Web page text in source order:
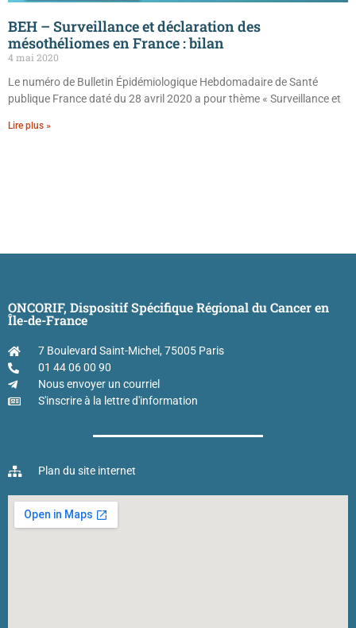
BEH – Surveillance et déclaration des
mésothéliomes en France : bilan
4 mai 2020
Le numéro de Bulletin Épidémiologique Hebdomadaire de Santé
publique France daté du 28 avril 2020 a pour thème « Surveillance et
Lire plus »
ONCORIF, Dispositif Spécifique Régional du Cancer en
Île-de-France
7 Boulevard Saint-Michel, 75005 Paris
01 44 06 00 90
Nous envoyer un courriel
S'inscrire à la lettre d'information
Plan du site internet